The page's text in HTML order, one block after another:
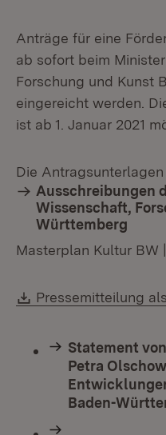
Anträge für eine
ab sofort beim
Forschung und Kunst
eingereicht werden.
ist ab 1. Januar 2021
Die
Ausschreibungen
Wissenschaft,
Württemberg
Masterplan Kultur BW
Download:
Pressemitteilung
Statement
Petra
Baden-